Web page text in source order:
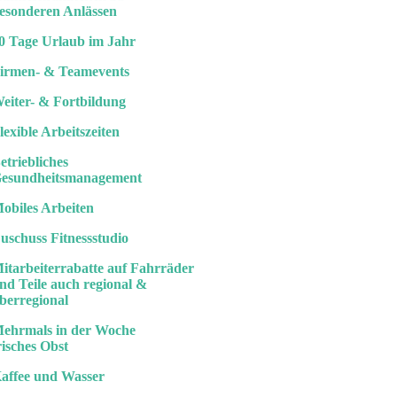
Anlässen
Tage Urlaub im Jahr
& Teamevents
& Fortbildung
Arbeitszeiten
Arbeiten
Fitnessstudio
auf Fahrräder
Teile auch regional &
in der Woche
Obst
und Wasser